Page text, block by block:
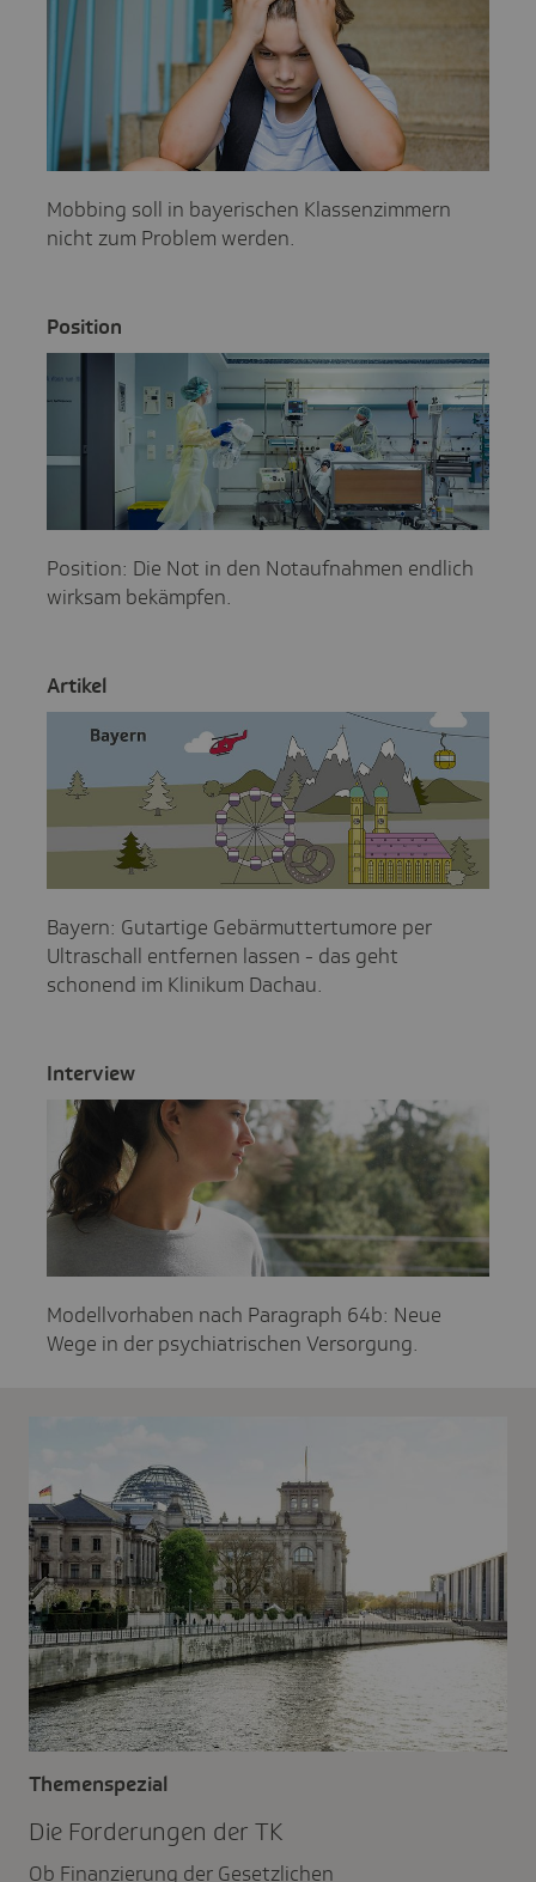
Mobbing soll in bayerischen Klassenzimmern
nicht zum Problem werden.
Posi­tion
Position: Die Not in den Notaufnahmen endlich
wirksam bekämpfen.
Artikel
Bayern: Gutartige Gebärmuttertumore per
Ultraschall entfernen lassen - das geht
schonend im Klinikum Dachau.
Inter­view
Modellvorhaben nach Paragraph 64b: Neue
Wege in der psychiatrischen Versorgung.
Die Forde­rungen der TK
Themenspezial
Ob Finanzierung der Gesetzlichen